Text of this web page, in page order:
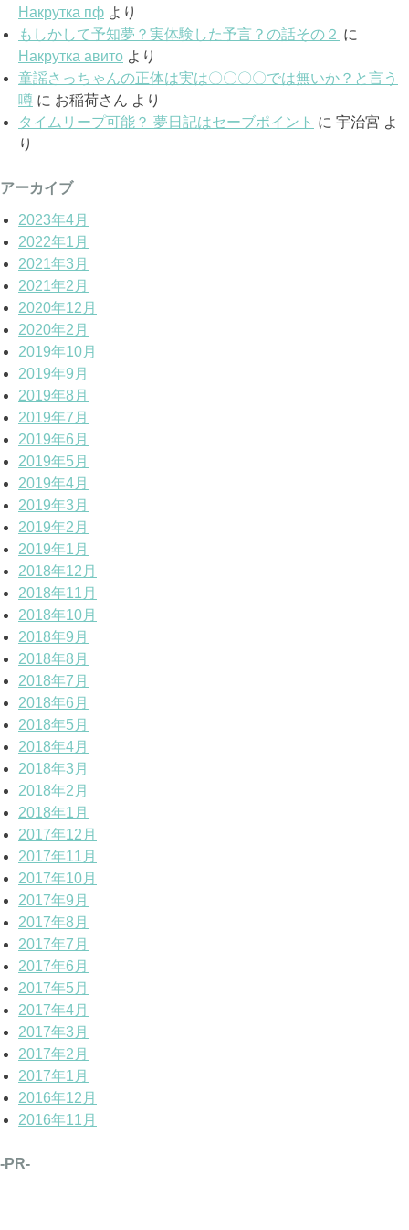
Накрутка пф より
もしかして予知夢？実体験した予言？の話その２ に
Накрутка авито より
童謡さっちゃんの正体は実は〇〇〇〇では無いか？と言う
噂 に お稲荷さん より
タイムリープ可能？ 夢日記はセーブポイント に 宇治宮 よ
り
アーカイブ
2023年4月
2022年1月
2021年3月
2021年2月
2020年12月
2020年2月
2019年10月
2019年9月
2019年8月
2019年7月
2019年6月
2019年5月
2019年4月
2019年3月
2019年2月
2019年1月
2018年12月
2018年11月
2018年10月
2018年9月
2018年8月
2018年7月
2018年6月
2018年5月
2018年4月
2018年3月
2018年2月
2018年1月
2017年12月
2017年11月
2017年10月
2017年9月
2017年8月
2017年7月
2017年6月
2017年5月
2017年4月
2017年3月
2017年2月
2017年1月
2016年12月
2016年11月
-PR-